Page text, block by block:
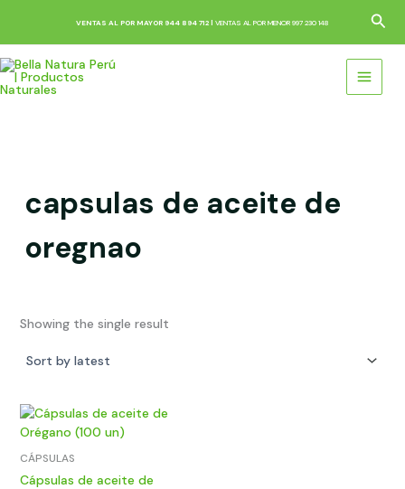
content
VENTAS AL POR MAYOR 944 894 712 | VENTAS AL POR MENOR 997 230 148
capsulas de aceite de
oregnao
Showing the single result
CÁPSULAS
Cápsulas de aceite de